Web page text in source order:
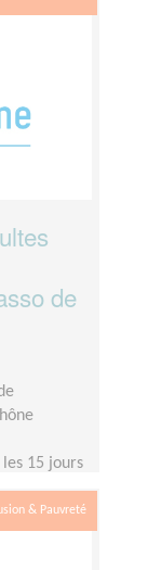
de
15 jours
& Pauvreté